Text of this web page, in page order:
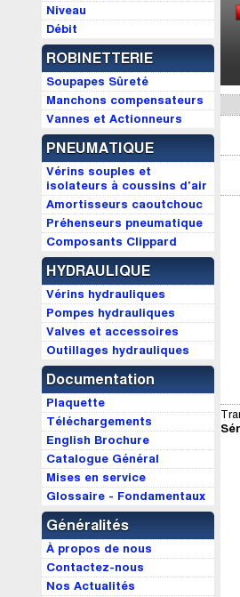
Niveau
Débit
ROBINETTERIE
Soupapes Sûreté
Manchons compensateurs
Vannes et Actionneurs
PNEUMATIQUE
Vérins souples et
isolateurs à coussins d'air
Amortisseurs caoutchouc
Préhenseurs pneumatique
Composants Clippard
HYDRAULIQUE
Vérins hydrauliques
Pompes hydrauliques
Valves et accessoires
Outillages hydrauliques
Documentation
Plaquette
Téléchargements
English Brochure
Catalogue Général
Mises en service
Glossaire - Fondamentaux
Généralités
À propos de nous
Contactez-nous
Nos Actualités